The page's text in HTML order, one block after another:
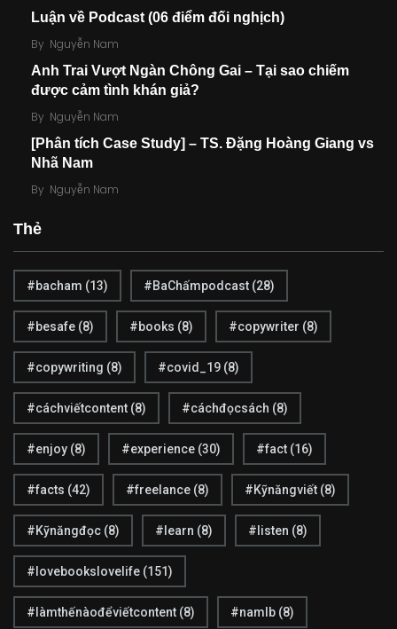
2
Khoa học
27
Kỹ năng Viết
0
20
Listen My Podcast
13
Số đặc biệt
2 16
Luận về Podcast (06 điểm đối nghịch)
By Nguyễn Nam
Anh Trai Vượt Ngàn Chông Gai – Tại sao chiếm
được cảm tình khán giả?
By Nguyễn Nam
[Phân tích Case Study] – TS. Đặng Hoàng Giang vs
Nhã Nam
By Nguyễn Nam
Thẻ
#bacham (13) #BaChấmpodcast (28)
#besafe (8) #books (8) #copywriter (8)
#copywriting (8) #covid_19 (8)
#cáchviếtcontent (8) #cáchđọcsách (8)
#enjoy (8) #experience (30) #fact (16)
#facts (42) #freelance (8) #Kỹnăngviết (8)
#Kỹnăngđọc (8) #learn (8) #listen (8)
#lovebookslovelife (151)
#làmthếnàođểviếtcontent (8) #namlb (8)